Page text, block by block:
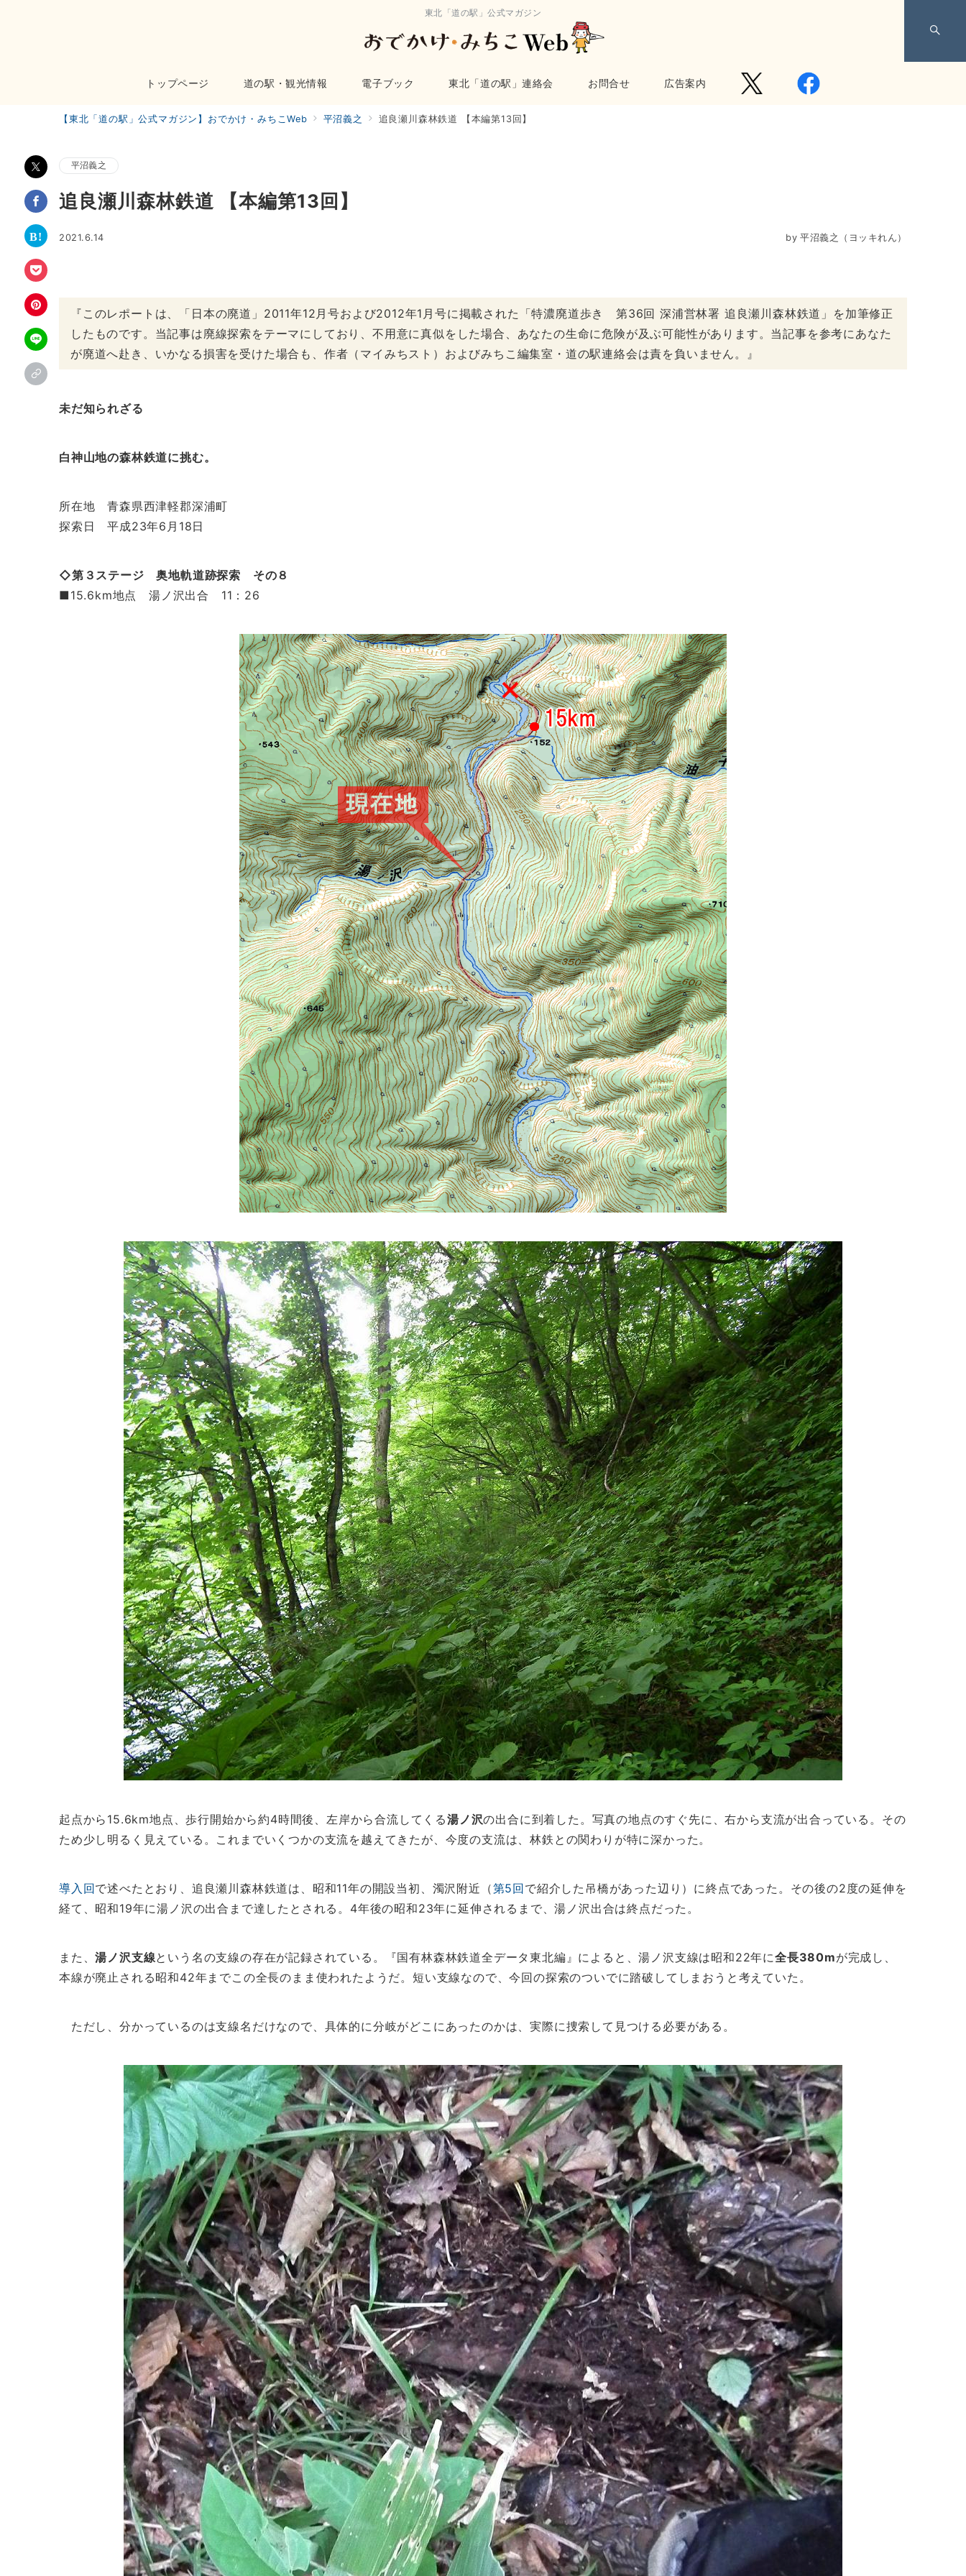
東北「道の駅」公式マガジン
トップページ 道の駅・観光情報 電子ブック 東北「道の駅」連絡会 お問合せ 広告案内
【東北「道の駅」公式マガジン】おでかけ・みちこWeb 平沼義之 追良瀬川森林鉄道 【本編第13回】
平沼義之
追良瀬川森林鉄道 【本編第13回】
2021.6.14 by 平沼義之（ヨッキれん）
『このレポートは、「日本の廃道」2011年12月号および2012年1月号に掲載された「特濃廃道歩き 第36回 深浦営林署 追良瀬川森林鉄道」を加筆修正
したものです。当記事は廃線探索をテーマにしており、不用意に真似をした場合、あなたの生命に危険が及ぶ可能性があります。当記事を参考にあなた
が廃道へ赴き、いかなる損害を受けた場合も、作者（マイみちスト）およびみちこ編集室・道の駅連絡会は責を負いません。』
未だ知られざる
白神山地の森林鉄道に挑む。
所在地 青森県西津軽郡深浦町
探索日 平成23年6月18日
◇第３ステージ 奥地軌道跡探索 その８
■15.6km地点 湯ノ沢出合 11：26
起点から15.6km地点、歩行開始から約4時間後、左岸から合流してくる湯ノ沢の出合に到着した。写真の地点のすぐ先に、右から支流が出合っている。その
ため少し明るく見えている。これまでいくつかの支流を越えてきたが、今度の支流は、林鉄との関わりが特に深かった。
導入回で述べたとおり、追良瀬川森林鉄道は、昭和11年の開設当初、濁沢附近（第5回で紹介した吊橋があった辺り）に終点であった。その後の2度の延伸を
経て、昭和19年に湯ノ沢の出合まで達したとされる。4年後の昭和23年に延伸されるまで、湯ノ沢出合は終点だった。
また、湯ノ沢支線という名の支線の存在が記録されている。『国有林森林鉄道全データ東北編』によると、湯ノ沢支線は昭和22年に全長380mが完成し、
本線が廃止される昭和42年までこの全長のまま使われたようだ。短い支線なので、今回の探索のついでに踏破してしまおうと考えていた。
ただし、分かっているのは支線名だけなので、具体的に分岐がどこにあったのかは、実際に捜索して見つける必要がある。